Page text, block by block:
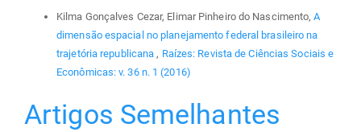
Kilma Gonçalves Cezar, Elimar Pinheiro do Nascimento,A
dimensão espacial no planejamento federal brasileiro na
trajetória republicana, Raízes: Revista de Ciências Sociais e
Econômicas: v. 36 n. 1 (2016)
Artigos Semelhantes